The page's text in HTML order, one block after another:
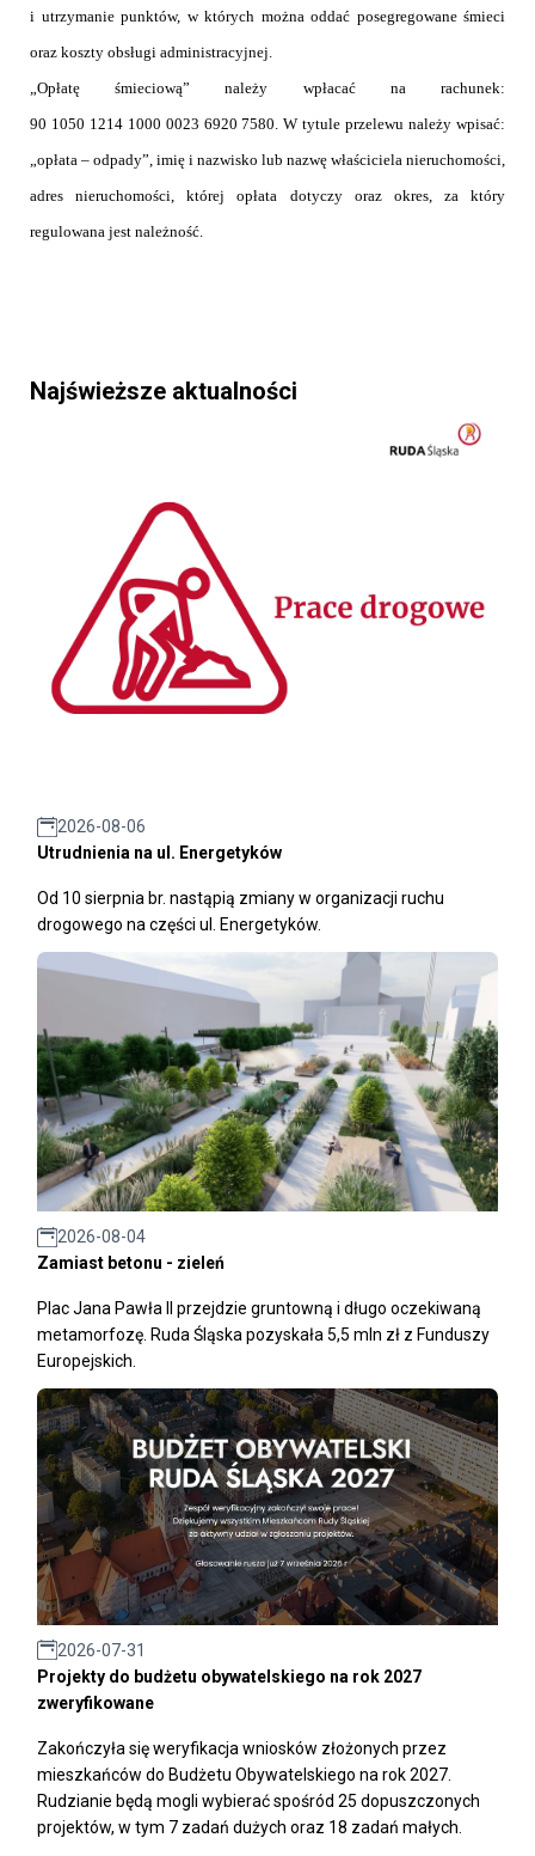
i utrzymanie punktów, w których można oddać posegregowane śmieci
oraz koszty obsługi administracyjnej.
„Opłatę śmieciową” należy wpłacać na rachunek:
90 1050 1214 1000 0023 6920 7580. W tytule przelewu należy wpisać:
„opłata – odpady”, imię i nazwisko lub nazwę właściciela nieruchomości,
adres nieruchomości, której opłata dotyczy oraz okres, za który
regulowana jest należność.
Najświeższe aktualności
2026-08-06
Utrudnienia na ul. Energetyków
Od 10 sierpnia br. nastąpią zmiany w organizacji ruchu
drogowego na części ul. Energetyków.
2026-08-04
Zamiast betonu - zieleń
Plac Jana Pawła II przejdzie gruntowną i długo oczekiwaną
metamorfozę. Ruda Śląska pozyskała 5,5 mln zł z Funduszy
Europejskich.
2026-07-31
Projekty do budżetu obywatelskiego na rok 2027
zweryfikowane
Zakończyła się weryfikacja wniosków złożonych przez
mieszkańców do Budżetu Obywatelskiego na rok 2027.
Rudzianie będą mogli wybierać spośród 25 dopuszczonych
projektów, w tym 7 zadań dużych oraz 18 zadań małych.